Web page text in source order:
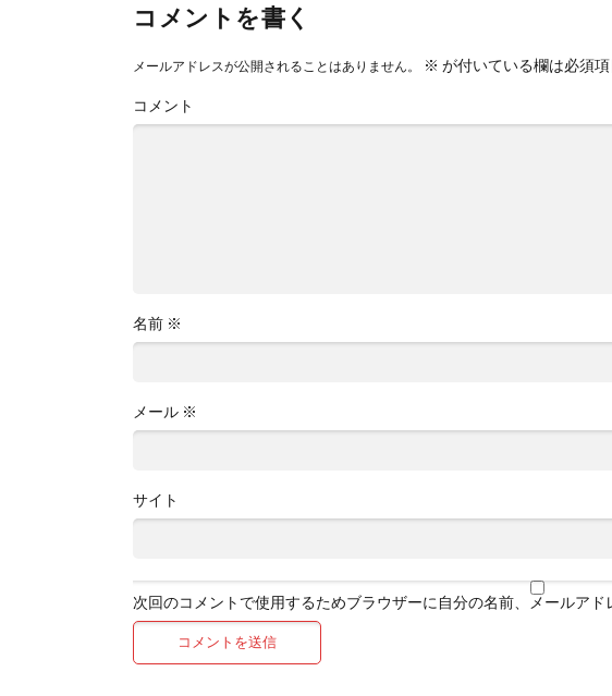
コメントを書く
メールアドレスが公開されることはありません。 ※ が付いている欄は必須
コメント
名前 ※
メール ※
サイト
次回のコメントで使用するためブラウザーに自分の名前、メールアド